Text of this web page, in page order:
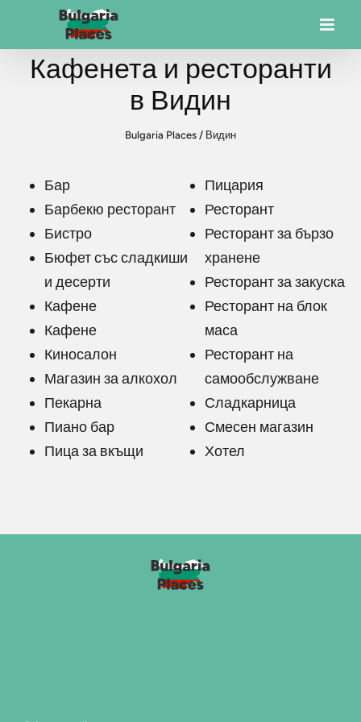
Кафенета и ресторанти
в Видин
Bulgaria Places / Видин
Бар
Барбекю ресторант
Бистро
Бюфет със сладкиши
и десерти
Кафене
Кафене
Киносалон
Магазин за алкохол
Пекарна
Пиано бар
Пица за вкъщи
Пицария
Ресторант
Ресторант за бързо
хранене
Ресторант за закуска
Ресторант на блок
маса
Ресторант на
самообслужване
Сладкарница
Смесен магазин
Хотел